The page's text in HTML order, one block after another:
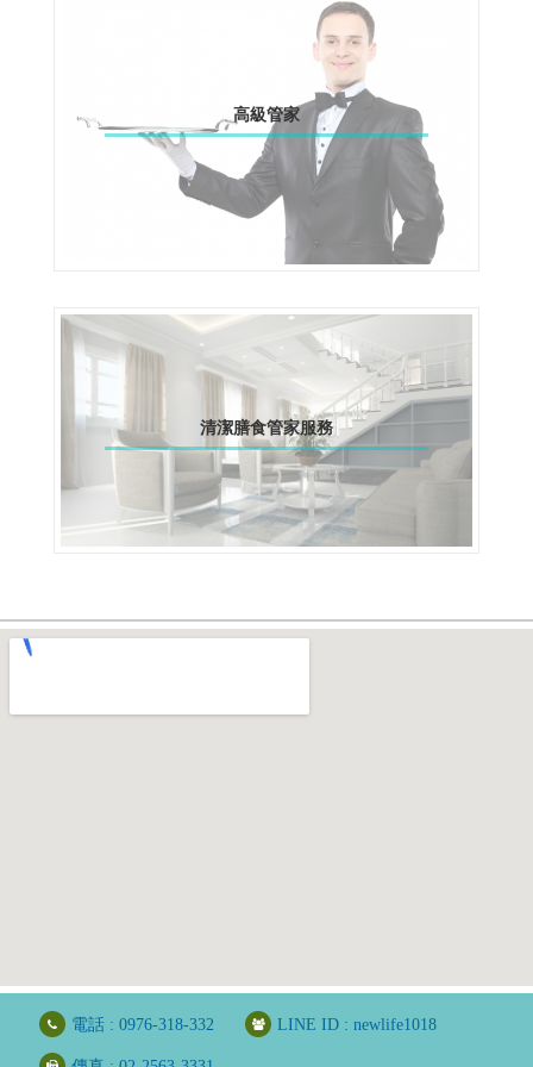
高級管家
清潔膳食管家服務
電話 : 0976-318-332 LINE ID : newlife1018